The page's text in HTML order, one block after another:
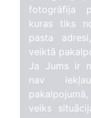
fotogrāfija
kuras tiks
pasta
veiktā
Ja Jums ir
nav
veiks